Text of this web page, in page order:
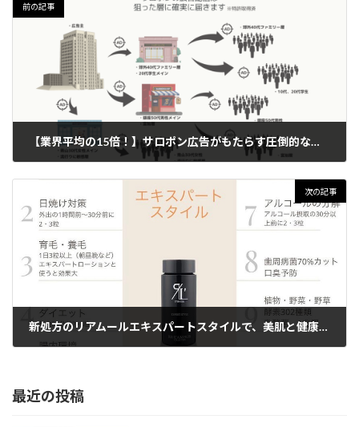
前の記事
【業界平均の15倍！】サロポン広告がもたらす圧倒的な成果とは？
次の記事
新処方のリアムールエキスパートスタイルで、美肌と健康を叶えよう！
最近の投稿